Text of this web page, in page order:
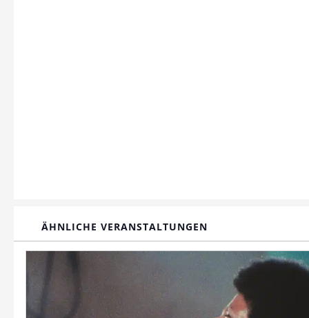
ÄHNLICHE VERANSTALTUNGEN